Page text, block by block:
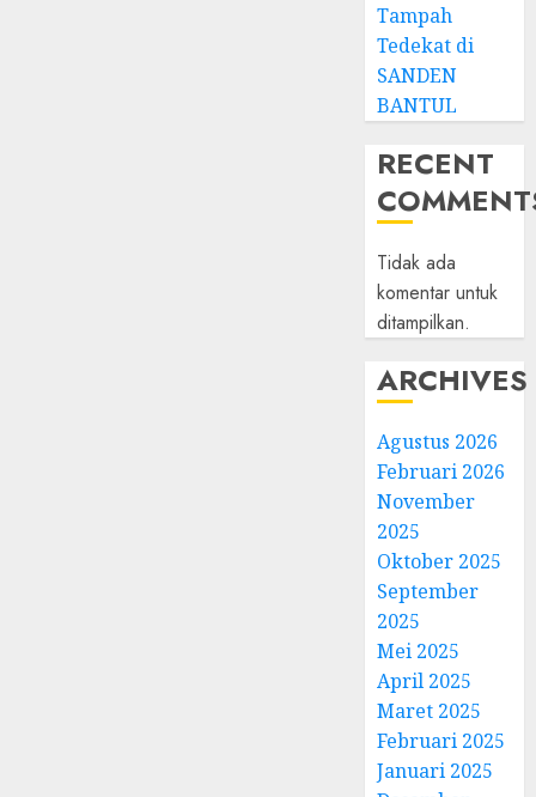
Tampah
Tedekat di
SANDEN
BANTUL
RECENT
Tidak ada
komentar untuk
ditampilkan.
ARCHIVES
Agustus 2026
Februari 2026
November
2025
Oktober 2025
September
2025
Mei 2025
April 2025
Maret 2025
Februari 2025
Januari 2025